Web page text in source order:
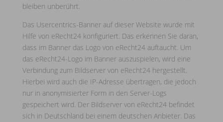
bleiben unberührt.
Das Usercentrics-Banner auf dieser Website wurde mit
Hilfe von eRecht24 konfiguriert. Das erkennen Sie daran,
dass im Banner das Logo von eRecht24 auftaucht. Um
das eRecht24-Logo im Banner auszuspielen, wird eine
Verbindung zum Bildserver von eRecht24 hergestellt.
Hierbei wird auch die IP-Adresse übertragen, die jedoch
nur in anonymisierter Form in den Server-Logs
gespeichert wird. Der Bildserver von eRecht24 befindet
sich in Deutschland bei einem deutschen Anbieter. Das